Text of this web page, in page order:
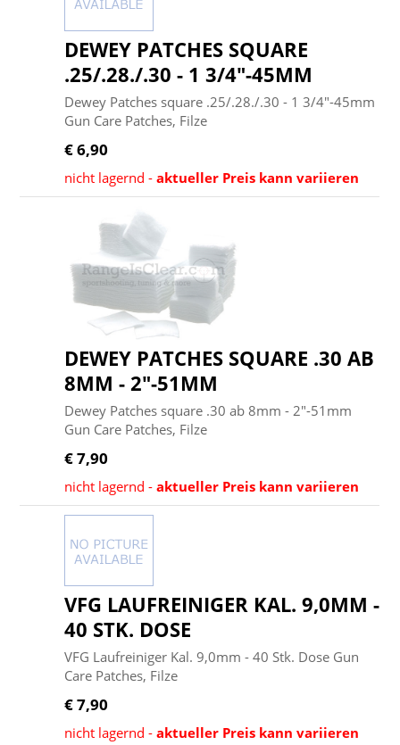
DEWEY PATCHES SQUARE
.25/.28./.30 - 1 3/4"-45MM
Dewey Patches square .25/.28./.30 - 1 3/4"-45mm
Gun Care Patches, Filze
€ 6,90
nicht lagernd -aktueller Preis kann variieren
DEWEY PATCHES SQUARE .30 AB
8MM - 2"-51MM
Dewey Patches square .30 ab 8mm - 2"-51mm
Gun Care Patches, Filze
€ 7,90
nicht lagernd -aktueller Preis kann variieren
VFG LAUFREINIGER KAL. 9,0MM -
40 STK. DOSE
VFG Laufreiniger Kal. 9,0mm - 40 Stk. Dose Gun
Care Patches, Filze
€ 7,90
nicht lagernd -aktueller Preis kann variieren